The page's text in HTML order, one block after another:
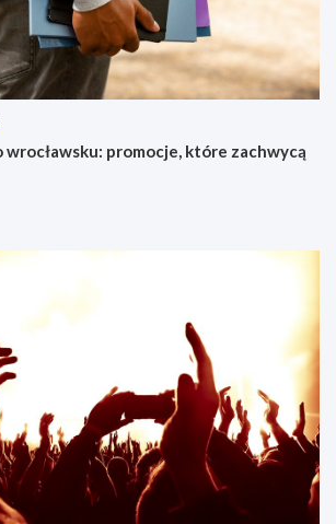
wrocławsku: promocje, które zachwycą